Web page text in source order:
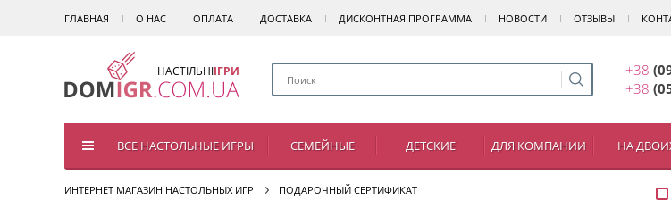
ГЛАВНАЯ О НАС ОПЛАТА ДОСТАВКА ДИСКОНТНАЯ ПРОГРАММА НОВОСТИ ОТЗЫВЫ
НАСТІЛЬНІІГРИ +38
+38
ВСЕ НАСТОЛЬНЫЕ ИГРЫ СЕМЕЙНЫЕ ДЕТСКИЕ ДЛЯ КОМПАНИИ НА
ИНТЕРНЕТ МАГАЗИН НАСТОЛЬНЫХ ИГР ПОДАРОЧНЫЙ СЕРТИФИКАТ